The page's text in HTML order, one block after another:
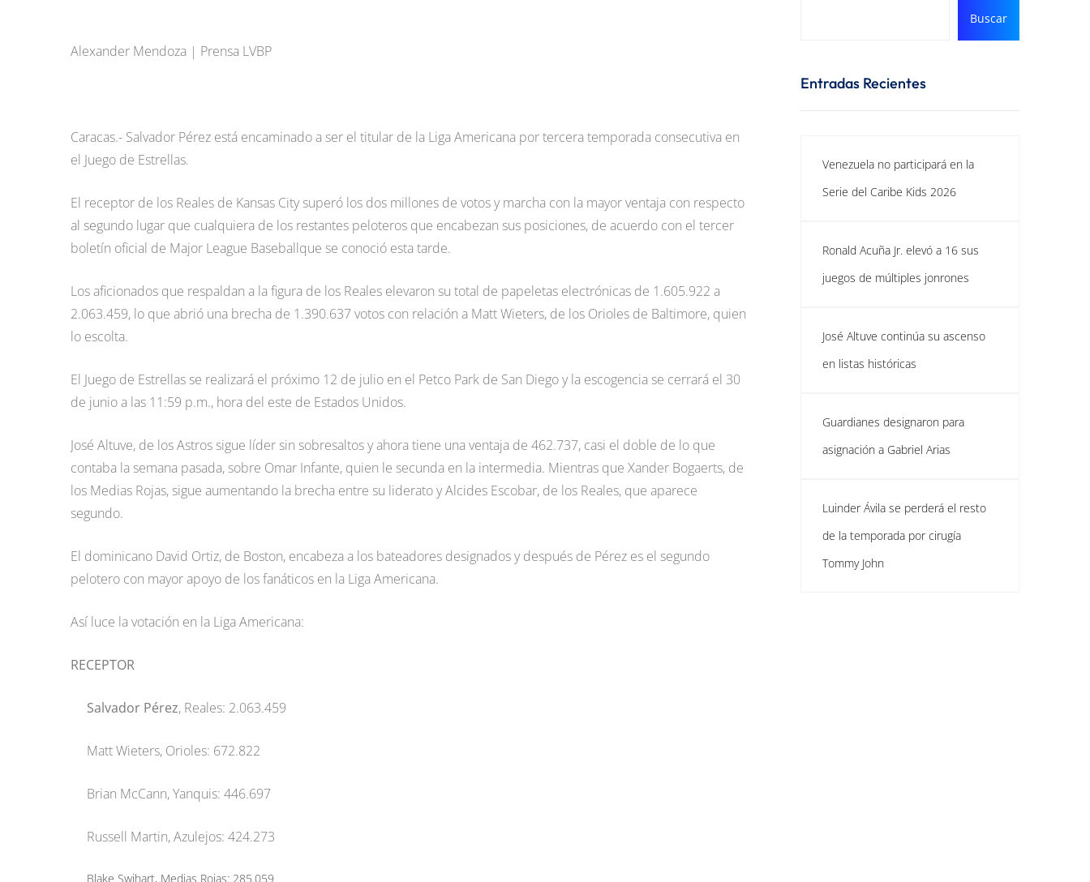
Alexander Mendoza | Prensa LVBP
Caracas.- Salvador Pérez está encaminado a ser el titular de la Liga Americana por tercera temporada consecutiva en
el Juego de Estrellas.
El receptor de los Reales de Kansas City superó los dos millones de votos y marcha con la mayor ventaja con respecto
al segundo lugar que cualquiera de los restantes peloteros que encabezan sus posiciones, de acuerdo con el tercer
boletín oficial de Major League Baseballque se conoció esta tarde.
Los aficionados que respaldan a la figura de los Reales elevaron su total de papeletas electrónicas de 1.605.922 a
2.063.459, lo que abrió una brecha de 1.390.637 votos con relación a Matt Wieters, de los Orioles de Baltimore, quien
lo escolta.
El Juego de Estrellas se realizará el próximo 12 de julio en el Petco Park de San Diego y la escogencia se cerrará el 30
de junio a las 11:59 p.m., hora del este de Estados Unidos.
José Altuve, de los Astros sigue líder sin sobresaltos y ahora tiene una ventaja de 462.737, casi el doble de lo que
contaba la semana pasada, sobre Omar Infante, quien le secunda en la intermedia. Mientras que Xander Bogaerts, de
los Medias Rojas, sigue aumentando la brecha entre su liderato y Alcides Escobar, de los Reales, que aparece
segundo.
El dominicano David Ortiz, de Boston, encabeza a los bateadores designados y después de Pérez es el segundo
pelotero con mayor apoyo de los fanáticos en la Liga Americana.
Así luce la votación en la Liga Americana:
RECEPTOR
Salvador Pérez, Reales: 2.063.459
Matt Wieters, Orioles: 672.822
Brian McCann, Yanquis: 446.697
Russell Martin, Azulejos: 424.273
Blake Swihart, Medias Rojas: 285.059
Buscar
Entradas Recientes
Venezuela no participará en la
Serie del Caribe Kids 2026
Ronald Acuña Jr. elevó a 16 sus
juegos de múltiples jonrones
José Altuve continúa su ascenso
en listas históricas
Guardianes designaron para
asignación a Gabriel Arias
Luinder Ávila se perderá el resto
de la temporada por cirugía
Tommy John